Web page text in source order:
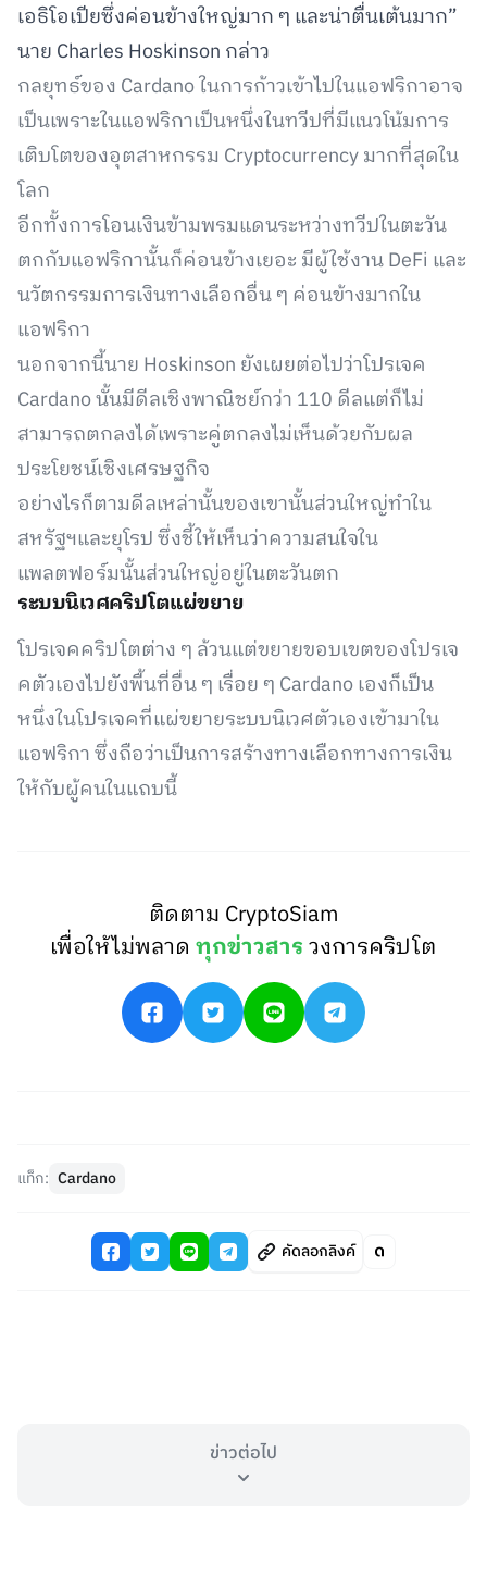
เอธิโอเปียซึ่งค่อนข้างใหญ่มาก ๆ และน่าตื่นเต้นมาก”
นาย Charles Hoskinson กล่าว
กลยุทธ์ของ Cardano ในการก้าวเข้าไปในแอฟริกาอาจ
เป็นเพราะในแอฟริกาเป็นหนึ่งในทวีปที่มีแนวโน้มการ
เติบโตของอุตสาหกรรม Cryptocurrency มากที่สุดใน
โลก
อีกทั้งการโอนเงินข้ามพรมแดนระหว่างทวีปในตะวัน
ตกกับแอฟริกานั้นก็ค่อนข้างเยอะ มีผู้ใช้งาน DeFi และ
นวัตกรรมการเงินทางเลือกอื่น ๆ ค่อนข้างมากใน
แอฟริกา
นอกจากนี้นาย Hoskinson ยังเผยต่อไปว่าโปรเจค
Cardano นั้นมีดีลเชิงพาณิชย์กว่า 110 ดีลแต่ก็ไม่
สามารถตกลงได้เพราะคู่ตกลงไม่เห็นด้วยกับผล
ประโยชน์เชิงเศรษฐกิจ
อย่างไรก็ตามดีลเหล่านั้นของเขานั้นส่วนใหญ่ทำใน
สหรัฐฯและยุโรป ซึ่งชี้ให้เห็นว่าความสนใจใน
แพลตฟอร์มนั้นส่วนใหญ่อยู่ในตะวันตก
ระบบนิเวศคริปโตแผ่ขยาย
โปรเจคคริปโตต่าง ๆ ล้วนแต่ขยายขอบเขตของโปรเจ
คตัวเองไปยังพื้นที่อื่น ๆ เรื่อย ๆ Cardano เองก็เป็น
หนึ่งในโปรเจคที่แผ่ขยายระบบนิเวศตัวเองเข้ามาใน
แอฟริกา ซึ่งถือว่าเป็นการสร้างทางเลือกทางการเงิน
ให้กับผู้คนในแถบนี้
ติดตาม CryptoSiam
เพื่อให้ไม่พลาดทุกข่าวสารวงการคริปโต
แท็ก: Cardano
คัดลอกลิงค์
ข่าวต่อไป